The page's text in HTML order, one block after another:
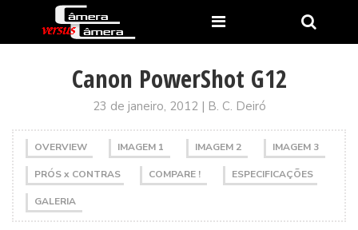
Canon PowerShot G12
23 de janeiro, 2012 | B. C. Deiró
OVERVIEW IMAGEM 1 IMAGEM 2 IMAGEM 3
PRÓS x CONTRAS COMPARE ! ESPECIFICAÇÕES
GALERIA